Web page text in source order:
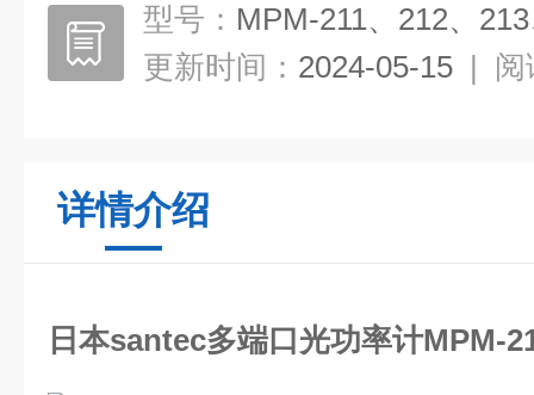
型号： MPM-211、212、
更新时间： 2024-05-15 | 阅
详情介绍
日本santec多端口光功率计MPM-